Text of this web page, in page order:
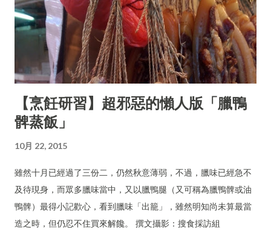
【烹飪研習】超邪惡的懶人版「臘鴨
髀蒸飯」
10月 22, 2015
雖然十月已經過了三份二，仍然秋意薄弱，不過，臘味已經急不
及待現身，而眾多臘味當中，又以臘鴨腿（又可稱為臘鴨髀或油
鴨髀）最得小記歡心，看到臘味「出籠」，雖然明知尚未算最當
造之時，但仍忍不住買來解饞。 撰文攝影：搜食採訪組